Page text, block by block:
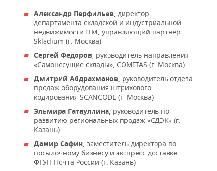
НЕФТЕХИМИЯ
НЕФТЬ
ОПК
ЭНЕРГЕТИКА
РОЗНИЧНАЯ ТОРГОВЛЯ
ТРАНСПОРТ
УСЛУГИ
НОВОСТИ ТЕХНОЛОГИЙ
МЕДИА
ТЕЛЕКОММУНИКАЦИИ
МЕРОПРИЯТИЯ
НОВОСТИ МЕРОПРИЯТИЙ
ВЫЕЗДНАЯ РЕДАКЦИЯ
БИЗНЕС-БРАНЧИ
ONLINE-КОНФЕРЕНЦИИ
ОТКРЫТАЯ ЛЕКЦИЯ
СПОРТ
НОВОСТИ СПОРТА
ФУТБОЛ
ХОККЕЙ
БАСКЕТБОЛ
ВОЛЕЙБОЛ
ОБЩЕСТВО
НОВОСТИ ОБЩЕСТВА
ВЛАСТЬ
ИНФРАСТРУКТУРА
ИСТОРИЯ
ФОТОГАЛЕРЕЯ
СЮЖЕТЫ
СПРАВОЧНИК
СПИСОК ПЕРСОН
ПОЛНАЯ ВЕРСИЯ
Александр Перфильев, директор
департамента складской и индустриальной
недвижимости ILM, управляющий партнер
Skladium (г. Москва)
Сергей Федоров, руководитель направления
«Самонесущие склады», COMITAS (г. Москва)
Дмитрий Абдрахманов, руководитель отдела
продаж оборудования штрихового
кодирования SCANCODE (г. Москва)
Эльмира Гатауллина, руководитель по
развитию региональных продаж «СДЭК» (г.
Казань)
Дамир Сафин, заместитель директора по
посылочному бизнесу и экспресс доставке
ФГУП Почта России (г. Казань)